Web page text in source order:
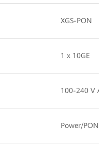
XGS-PON
1 x 10GE
100-240 V
Power/PON/